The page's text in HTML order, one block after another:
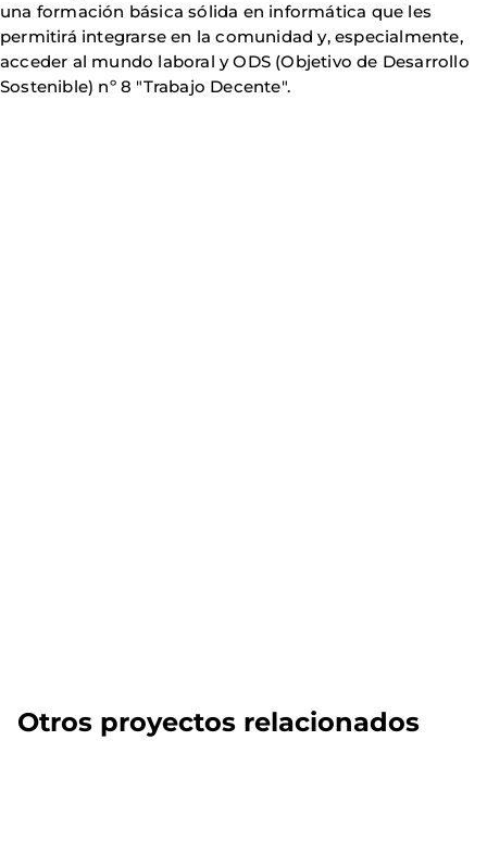
una formación básica sólida en informática que les
permitirá integrarse en la comunidad y, especialmente,
acceder al mundo laboral y ODS (Objetivo de Desarrollo
Sostenible) nº 8 "Trabajo Decente".
Otros proyectos relacionados